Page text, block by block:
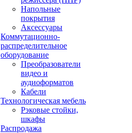
Напольные
покрытия
Аксессуары
Коммутационно-
распределительное
оборудование
Преобразователи
видео и
аудиоформатов
Кабели
Технологическая мебель
Рэковые стойки,
шкафы
Распродажа